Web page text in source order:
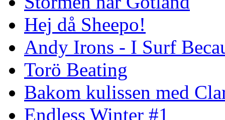
Hej då Sheepo!
Andy Irons - I Surf
Torö Beating
Bakom kulissen med
Endless Winter #1